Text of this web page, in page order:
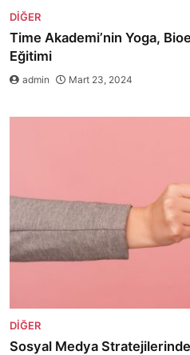
DIĞER
Time Akademi’nin Yoga,
Eğitimi
admin Mart 23, 2024
DIĞER
Sosyal Medya